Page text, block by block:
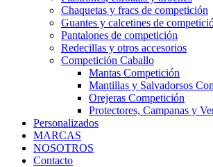
Chaquetas y fracs de competición
Guantes y calcetines de
Pantalones de competición
Redecillas y otros accesorios
Competición Caballo
Mantas Competición
Mantillas y Salvadorsos
Orejeras Competición
Protectores, Campanas y
Personalizados
MARCAS
NOSOTROS
Contacto